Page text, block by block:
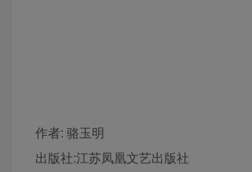
作者: 骆玉明
出版社:江苏凤凰文艺出版社